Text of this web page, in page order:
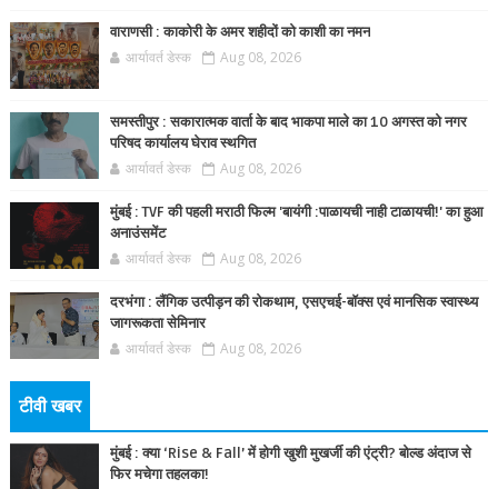
वाराणसी : काकोरी के अमर शहीदों को काशी का नमन
आर्यावर्त डेस्क Aug 08, 2026
समस्तीपुर : सकारात्मक वार्ता के बाद भाकपा माले का 10 अगस्त को नगर
परिषद कार्यालय घेराव स्थगित
आर्यावर्त डेस्क Aug 08, 2026
मुंबई : TVF की पहली मराठी फिल्म 'बायंगी :पाळायची नाही टाळायची!' का हुआ
अनाउंसमेंट
आर्यावर्त डेस्क Aug 08, 2026
दरभंगा : लैंगिक उत्पीड़न की रोकथाम, एसएचई-बॉक्स एवं मानसिक स्वास्थ्य
जागरूकता सेमिनार
आर्यावर्त डेस्क Aug 08, 2026
टीवी खबर
मुंबई : क्या ‘Rise & Fall’ में होगी खुशी मुखर्जी की एंट्री? बोल्ड अंदाज से
फिर मचेगा तहलका!